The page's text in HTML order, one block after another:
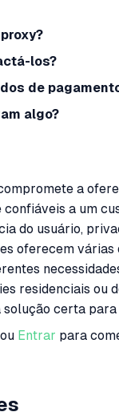
los?
de
algo?
a
a um
do usuário,
oferecem várias
residenciais ou
solução certa para
ou Entrar para